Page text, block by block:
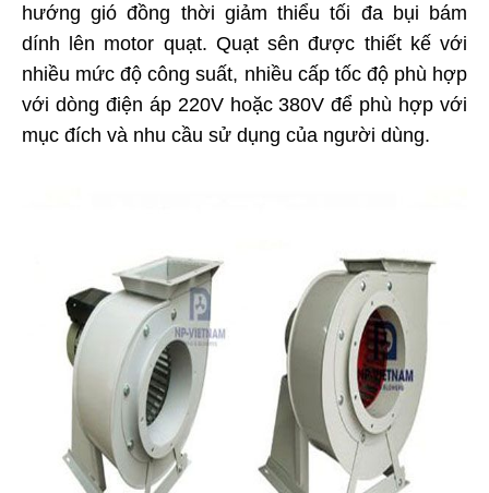
hướng gió đồng thời giảm thiểu tối đa bụi bám
dính lên motor quạt. Quạt sên được thiết kế với
nhiều mức độ công suất, nhiều cấp tốc độ phù hợp
với dòng điện áp 220V hoặc 380V để phù hợp với
mục đích và nhu cầu sử dụng của người dùng.